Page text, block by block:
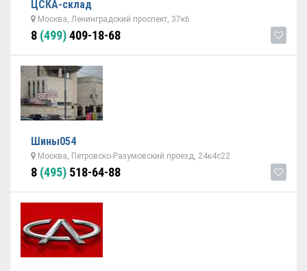
ЦСКА-склад
Москва, Ленинградский проспект, 37к6
8 (499)409-18-68
Шины054
Москва, Петровско-Разумовский проезд, 24к4с22
8 (495) 518-64-88